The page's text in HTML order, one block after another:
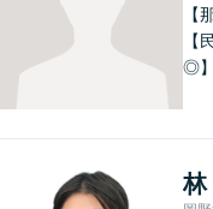
【
【
◎】
き
尽
丁
林